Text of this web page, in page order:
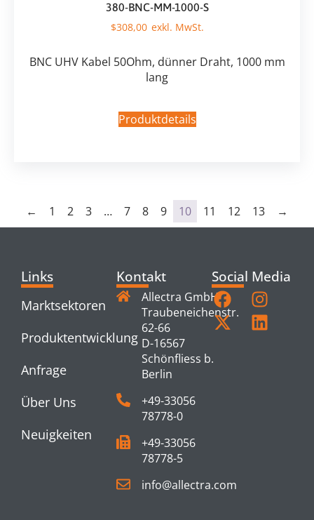
380-BNC-MM-1000-S
$308,00
BNC UHV Kabel 50Ohm, dünner Draht, 1000 mm
lang
Produktdetails
← 1 2 3 … 7 8 9 10 11 12 13 →
Links
Marktsektoren
Produktentwicklung
Anfrage
Über Uns
Neuigkeiten
Kontakt
Allectra GmbH
Traubeneichenstr.
62-66
D-16567
Schönfliess b.
Berlin
+49-33056
78778-0
+49-33056
78778-5
info@allectra.com
Social Media